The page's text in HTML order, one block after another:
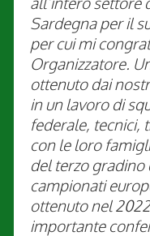
Sardegna per il
per cui mi
Organizzatore.
ottenuto dai
in un lavoro di
federale, tecnici,
con le loro
del terzo gradino
campionati
ottenuto nel
importante